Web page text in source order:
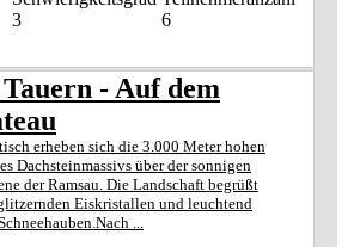
3 6
- Auf dem
erheben sich die 3.000 Meter hohen
Dachsteinmassivs über der sonnigen
der Ramsau. Die Landschaft begrüßt
Eiskristallen und leuchtend
...